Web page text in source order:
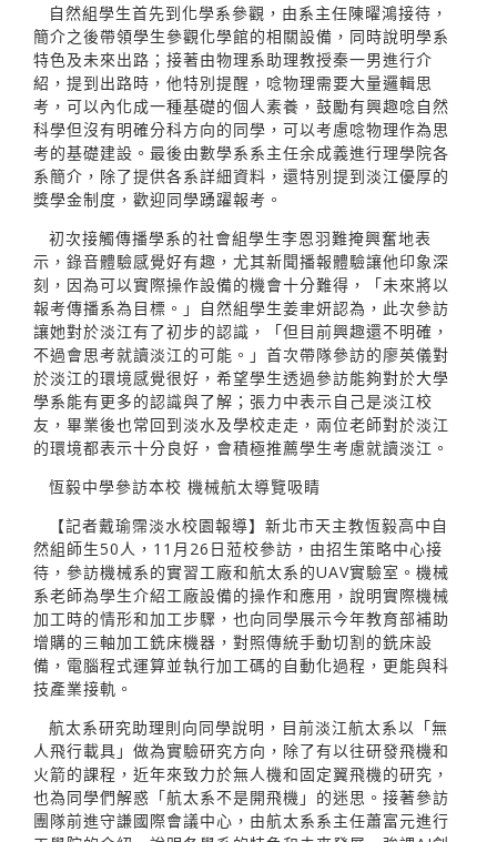
自然組學生首先到化學系參觀，由系主任陳曜鴻接待，
簡介之後帶領學生參觀化學館的相關設備，同時說明學系
特色及未來出路；接著由物理系助理教授秦一男進行介
紹，提到出路時，他特別提醒，唸物理需要大量邏輯思
考，可以內化成一種基礎的個人素養，鼓勵有興趣唸自然
科學但沒有明確分科方向的同學，可以考慮唸物理作為思
考的基礎建設。最後由數學系系主任余成義進行理學院各
系簡介，除了提供各系詳細資料，還特別提到淡江優厚的
獎學金制度，歡迎同學踴躍報考。
初次接觸傳播學系的社會組學生李恩羽難掩興奮地表
示，錄音體驗感覺好有趣，尤其新聞播報體驗讓他印象深
刻，因為可以實際操作設備的機會十分難得，「未來將以
報考傳播系為目標。」自然組學生姜聿妍認為，此次參訪
讓她對於淡江有了初步的認識，「但目前興趣還不明確，
不過會思考就讀淡江的可能。」首次帶隊參訪的廖英儀對
於淡江的環境感覺很好，希望學生透過參訪能夠對於大學
學系能有更多的認識與了解；張力中表示自己是淡江校
友，畢業後也常回到淡水及學校走走，兩位老師對於淡江
的環境都表示十分良好，會積極推薦學生考慮就讀淡江。
恆毅中學參訪本校 機械航太導覽吸睛
【記者戴瑜霈淡水校園報導】新北市天主教恆毅高中自
然組師生50人，11月26日蒞校參訪，由招生策略中心接
待，參訪機械系的實習工廠和航太系的UAV實驗室。機械
系老師為學生介紹工廠設備的操作和應用，說明實際機械
加工時的情形和加工步驟，也向同學展示今年教育部補助
增購的三軸加工銑床機器，對照傳統手動切割的銑床設
備，電腦程式運算並執行加工碼的自動化過程，更能與科
技產業接軌。
航太系研究助理則向同學說明，目前淡江航太系以「無
人飛行載具」做為實驗研究方向，除了有以往研發飛機和
火箭的課程，近年來致力於無人機和固定翼飛機的研究，
也為同學們解惑「航太系不是開飛機」的迷思。接著參訪
團隊前進守謙國際會議中心，由航太系系主任蕭富元進行